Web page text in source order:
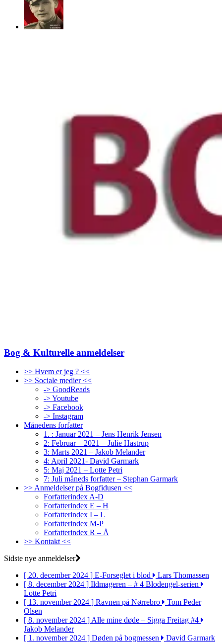
Bog & Kulturelle anmeldelser
>> Hvem er jeg ? <<
>> Sociale medier <<
-> GoodReads
-> Youtube
-> Facebook
-> Instagram
Månedens forfatter
1. : Januar 2021 – Jens Henrik Jensen
2: Februar – 2021 – Julie Hastrup
3: Marts 2021 – Jakob Melander
4: April 2021- David Garmark
5: Maj 2021 – Lotte Petri
7: Juli måneds forfatter – Stephan Garmark
>> Anmeldelser på Bogfidusen <<
Forfatterindex A-D
Forfatterindex E – H
Forfatterindex I – L
Forfatterindex M-P
Forfatterindex R – Å
>> Kontakt <<
Sidste nye anmeldelser
[ 20. december 2024 ] E-Forseglet i blod
Lars Thomassen
[ 8. december 2024 ] Ildmageren – # 4 Blodengel-serien
Lotte Petri
[ 13. november 2024 ] Ravnen på Nørrebro
Tom Peder
Olsen
[ 8. november 2024 ]Alle mine døde – Sigga Freitag #4
Jakob Melander
[ 1. november 2024 ] Døden på bogmessen
David Garmark